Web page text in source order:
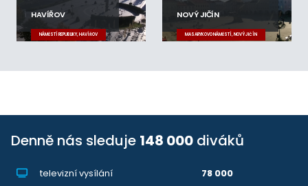
HAVÍŘOV
NÁMĚSTÍ REPUBLIKY, HAVÍŘOV
NOVÝ JIČÍN
MASARYKOVO NÁMĚSTÍ, NOVÝ JIČÍN
Denně nás sleduje 148 000 diváků
televizní vysílání
78 000